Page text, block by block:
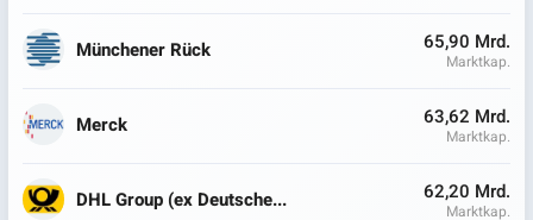
Münchener Rück 65,90 Mrd.
Marktkap.
Merck 63,62 Mrd.
Marktkap.
DHL Group (ex Deutsche... 62,20 Mrd.
Marktkap.